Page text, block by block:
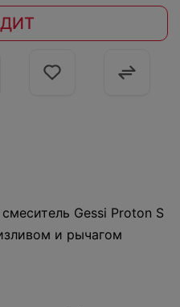
Gessi Proton S
и рычагом